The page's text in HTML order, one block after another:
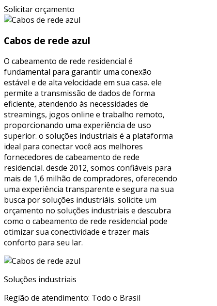
Solicitar orçamento
Cabos de rede azul
O cabeamento de rede residencial é
fundamental para garantir uma conexão
estável e de alta velocidade em sua casa. ele
permite a transmissão de dados de forma
eficiente, atendendo às necessidades de
streamings, jogos online e trabalho remoto,
proporcionando uma experiência de uso
superior. o soluções industriais é a plataforma
ideal para conectar você aos melhores
fornecedores de cabeamento de rede
residencial. desde 2012, somos confiáveis para
mais de 1,6 milhão de compradores, oferecendo
uma experiência transparente e segura na sua
busca por soluções industriáis. solicite um
orçamento no soluções industriais e descubra
como o cabeamento de rede residencial pode
otimizar sua conectividade e trazer mais
conforto para seu lar.
Soluções industriais
Região de atendimento: Todo o Brasil